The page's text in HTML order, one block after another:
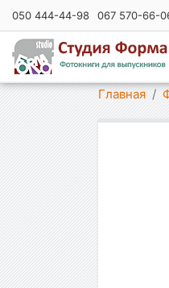
050 444-44-98 067 570-66-
Показать меню
Главная